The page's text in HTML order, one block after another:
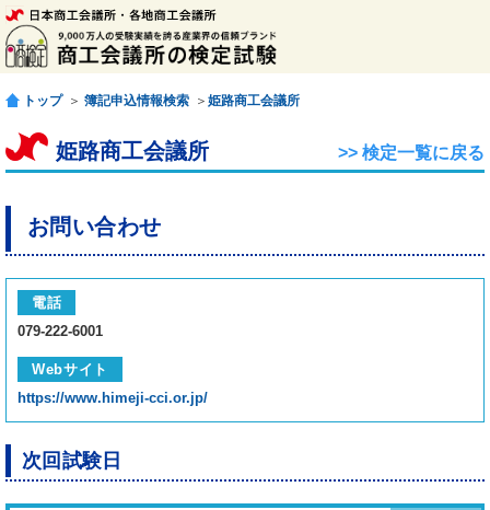
トップ ＞ 簿記申込情報検索 ＞ 姫路商工会議所
>> 検定一覧に戻る
姫路商工会議所
お問い合わせ
電話
079-222-6001
Webサイト
https://www.himeji-cci.or.jp/
次回試験日